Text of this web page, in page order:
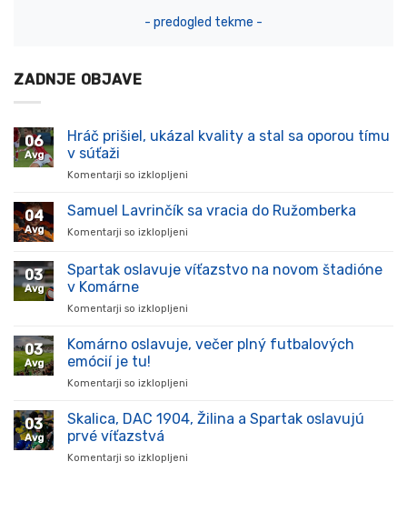
- predogled tekme -
ZADNJE OBJAVE
06
Avg
Hráč prišiel, ukázal kvality a stal sa oporou tímu
v súťaži
Komentarji so izklopljeni
prišiel,
stal
súťaži
04
Avg
Samuel Lavrinčík sa vracia do Ružomberka
Komentarji so izklopljeni
Lavrinčík
sa
03
Avg
Spartak oslavuje víťazstvo na novom štadióne
v Komárne
Komentarji so izklopljeni
oslavuje
v
03
Avg
Komárno oslavuje, večer plný futbalových
emócií je tu!
Komentarji so izklopljeni
oslavuje,
03
Avg
Skalica, DAC 1904, Žilina a Spartak oslavujú
prvé víťazstvá
Komentarji so izklopljeni